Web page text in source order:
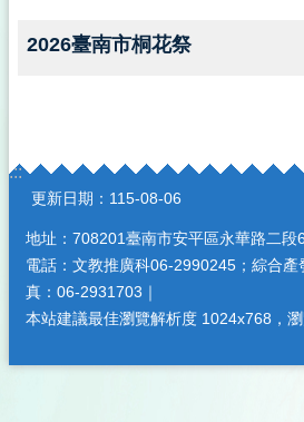
2026臺南市桐花祭
:::
更新日期： 115-08-06
地址：708201臺南市安平區永華路二段
電話：文教推廣科06-2990245；綜合
真：06-2931703｜
本站建議最佳瀏覽解析度 1024x768，